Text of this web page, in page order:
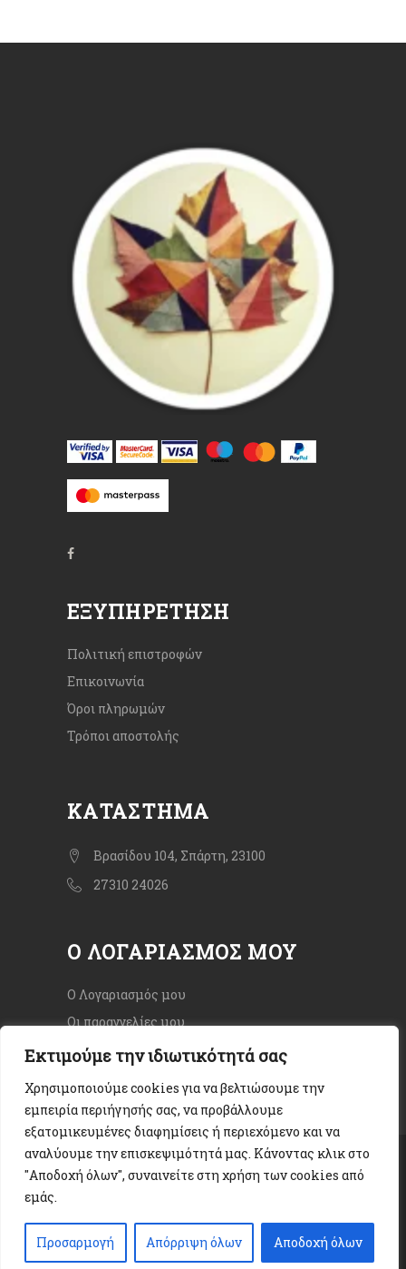
Εκτιμούμε την ιδιωτικότητά σας
Χρησιμοποιούμε cookies για να βελτιώσουμε την
εμπειρία περιήγησής σας, να προβάλλουμε
εξατομικευμένες διαφημίσεις ή περιεχόμενο και να
αναλύουμε την επισκεψιμότητά μας. Κάνοντας κλικ στο
"Αποδοχή όλων", συναινείτε στη χρήση των cookies από
εμάς.
Προσαρμογή Απόρριψη όλων Αποδοχή όλων
ΕΞΥΠΗΡΈΤΗΣΗ
Πολιτική επιστροφών
Επικοινωνία
Όροι πληρωμών
Τρόποι αποστολής
ΚΑΤΆΣΤΗΜΑ
Βρασίδου 104, Σπάρτη, 23100
27310 24026
Ο ΛΟΓΑΡΙΑΣΜΌΣ ΜΟΥ
Ο Λογαριασμός μου
Οι παραγγελίες μου
Copyright © 2020. All rights Reserved.
Web Design & Development by24LC.gr